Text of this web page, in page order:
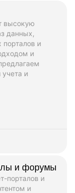
высокую
данных,
порталов и
и
и
и форумы
порталов и
и